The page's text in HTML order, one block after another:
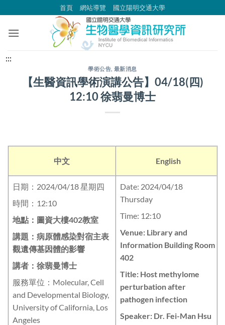
到
內
首頁 網站導覽 國立陽明交通大學
:::
學術公告 最新消息
【生醫資訊學術演講公告】04/18(四)
12:10 徐翡曼博士
中文 English
日期：2024/04/18 星期四
時間：12:10
地點：圖資大樓402教室
講題：病原體感染對宿主表
觀遺傳基因體的影響
講者：徐翡曼博士
服務單位：Molecular, Cell
and Developmental Biology,
University of California, Los
Angeles
Date: 2024/04/18
Thursday
Time: 12:10
Venue: Library and
Information Building Room
402
Title: Host methylome
perturbation after
pathogen infection
Speaker: Dr. Fei-Man Hsu